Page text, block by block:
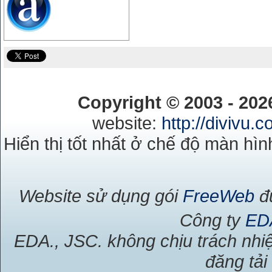
Copyright © 2003 -
website: http://
Hiển thị tốt nhất ở chế độ màn
Website sử dụng gói FreeWeb
Công ty
EDA., JSC. không chịu trách
đăng